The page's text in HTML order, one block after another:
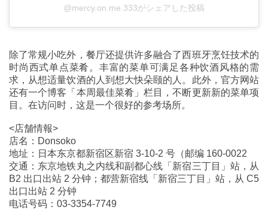
@mercy.on.me.333がシェアした投稿
除了常规小吃外，餐厅还提供许多融合了西班牙烹饪技术的
时尚西式单点菜肴。丰富的菜单可满足各种饮酒风格的需
求，从想适量饮酒的人到想大快朵颐的人。此外，官方网站
还有一个博客「本周最佳菜肴」栏目，不断更新新的菜单项
目。在访问时，这是一个很好的参考场所。
<店舗情報>
店名：Donsoko
地址：日本东京都新宿区新宿 3-10-2 号（邮编 160-0022
交通：东京地铁丸之内线和副都心线「新宿三丁目」站，从
B2 出口出站 2 分钟；都营新宿线「新宿三丁目」站，从 C5
出口出站 2 分钟
电话号码：03-3354-7749